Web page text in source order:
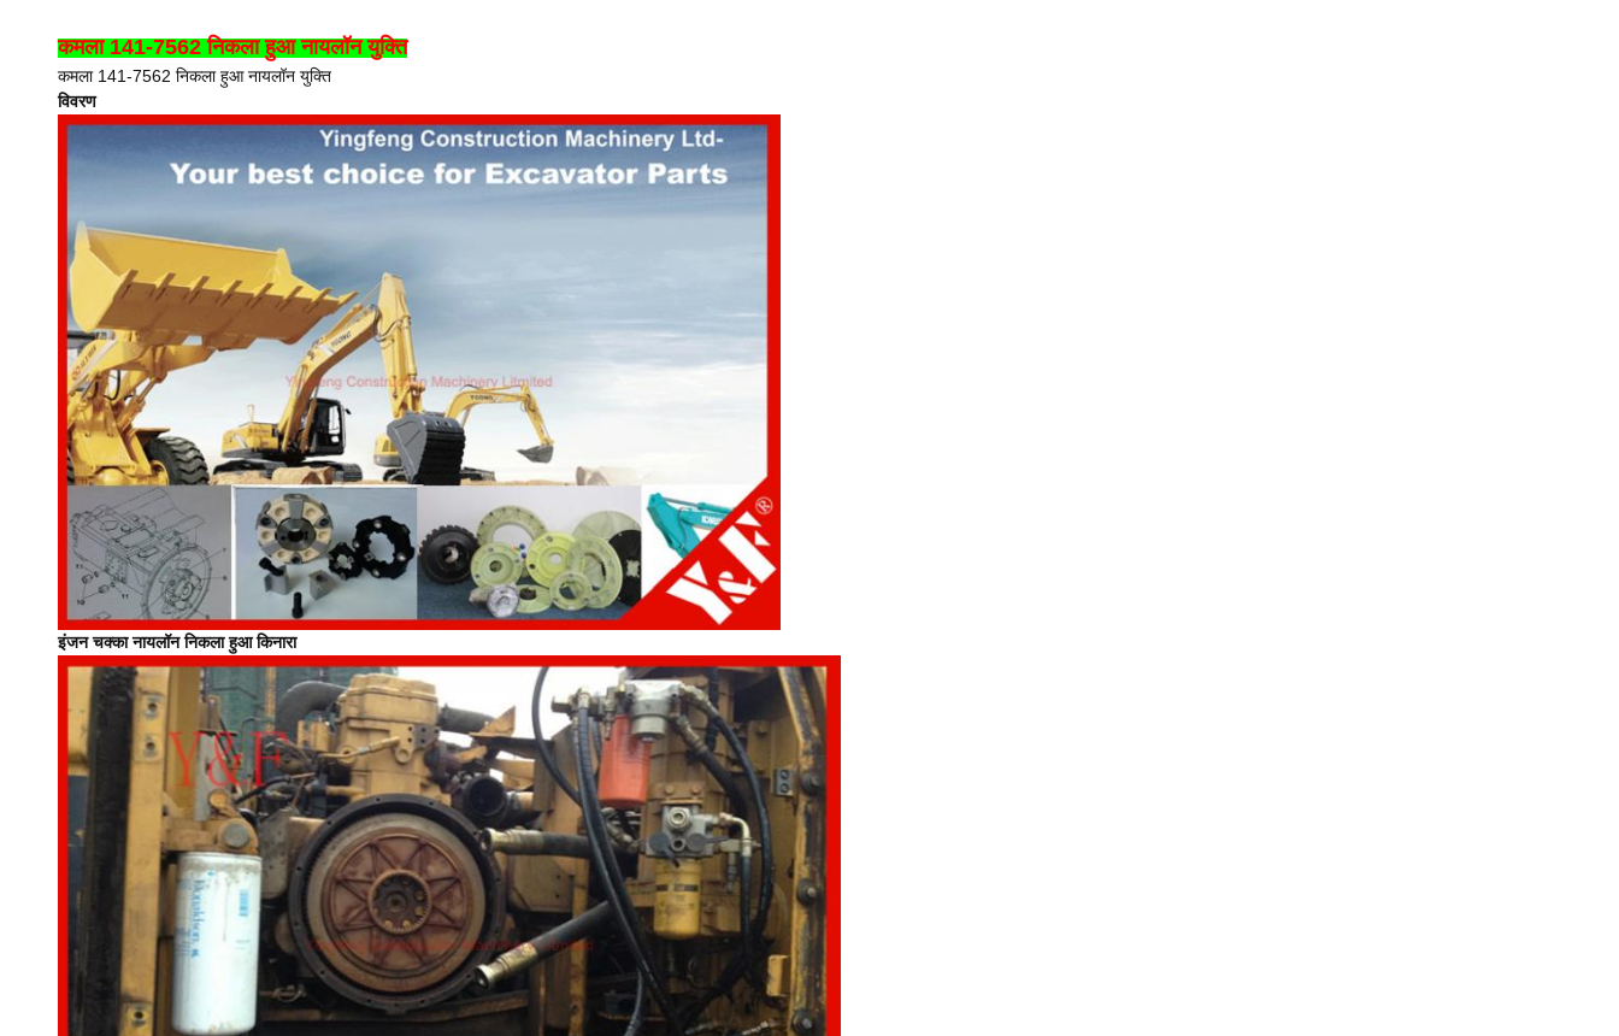
कमला 141-7562 निकला हुआ नायलॉन युक्ति
कमला 141-7562 निकला हुआ नायलॉन युक्ति
विवरण
इंजन चक्का नायलॉन निकला हुआ किनारा